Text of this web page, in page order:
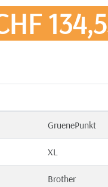
GruenePunkt
XL
Brother